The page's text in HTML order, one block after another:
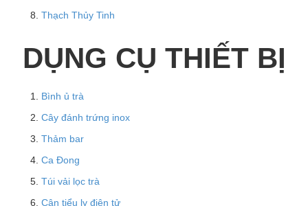
Thạch Thủy Tinh
DỤNG CỤ THIẾT BỊ
Bình ủ trà
Cây đánh trứng inox
Thảm bar
Ca Đong
Túi vải lọc trà
Cân tiểu ly điện tử